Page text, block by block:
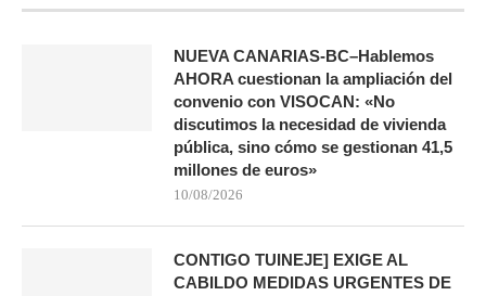
NUEVA CANARIAS-BC–Hablemos
AHORA cuestionan la ampliación del
convenio con VISOCAN: «No
discutimos la necesidad de vivienda
pública, sino cómo se gestionan 41,5
millones de euros»
10/08/2026
CONTIGO TUINEJE] EXIGE AL
CABILDO MEDIDAS URGENTES DE